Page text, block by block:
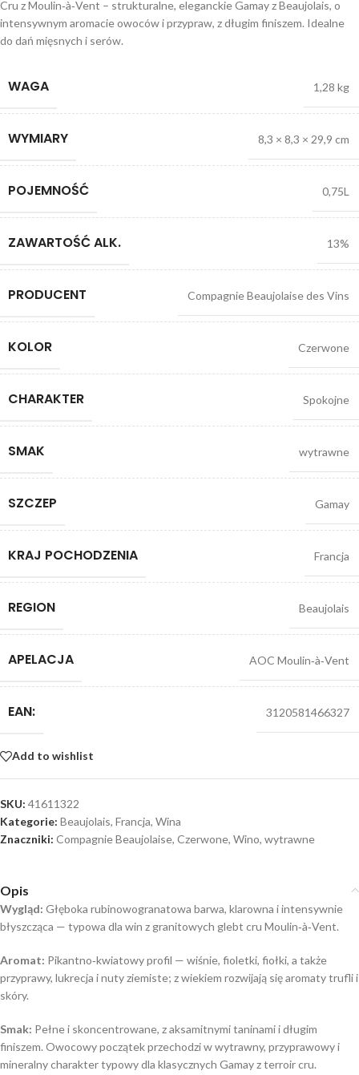
Cru z Moulin‑à‑Vent – strukturalne, eleganckie Gamay z Beaujolais, o
intensywnym aromacie owoców i przypraw, z długim finiszem. Idealne
do dań mięsnych i serów.
WAGA 1,28 kg
WYMIARY 8,3 × 8,3 × 29,9 cm
POJEMNOŚĆ 0,75L
ZAWARTOŚĆ ALK. 13%
PRODUCENT Compagnie Beaujolaise des Vins
KOLOR Czerwone
CHARAKTER Spokojne
SMAK wytrawne
SZCZEP Gamay
KRAJ POCHODZENIA Francja
REGION Beaujolais
APELACJA AOC Moulin‑à‑Vent
EAN: 3120581466327
Add to wishlist
SKU: 41611322
Kategorie: Beaujolais, Francja, Wina
Znaczniki: Compagnie Beaujolaise, Czerwone, Wino, wytrawne
Opis
Wygląd: Głęboka rubinowogranatowa barwa, klarowna i intensywnie
błyszcząca — typowa dla win z granitowych glebt cru Moulin‑à‑Vent.
Aromat: Pikantno‑kwiatowy profil — wiśnie, fioletki, fiołki, a także
przyprawy, lukrecja i nuty ziemiste; z wiekiem rozwijają się aromaty trufli i
skóry.
Smak: Pełne i skoncentrowane, z aksamitnymi taninami i długim
finiszem. Owocowy początek przechodzi w wytrawny, przyprawowy i
mineralny charakter typowy dla klasycznych Gamay z terroir cru.